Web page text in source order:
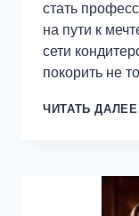
стать
на пути к
сети
покорить не
ЧИТАТЬ ДАЛЕЕ